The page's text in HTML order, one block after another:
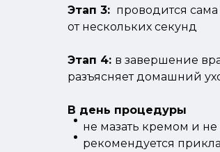
Этап 3: проводится
от нескольких секунд
Этап 4: в завершение
разъясняет домашний
В день процедуры
не мазать кремом и не
рекомендуется